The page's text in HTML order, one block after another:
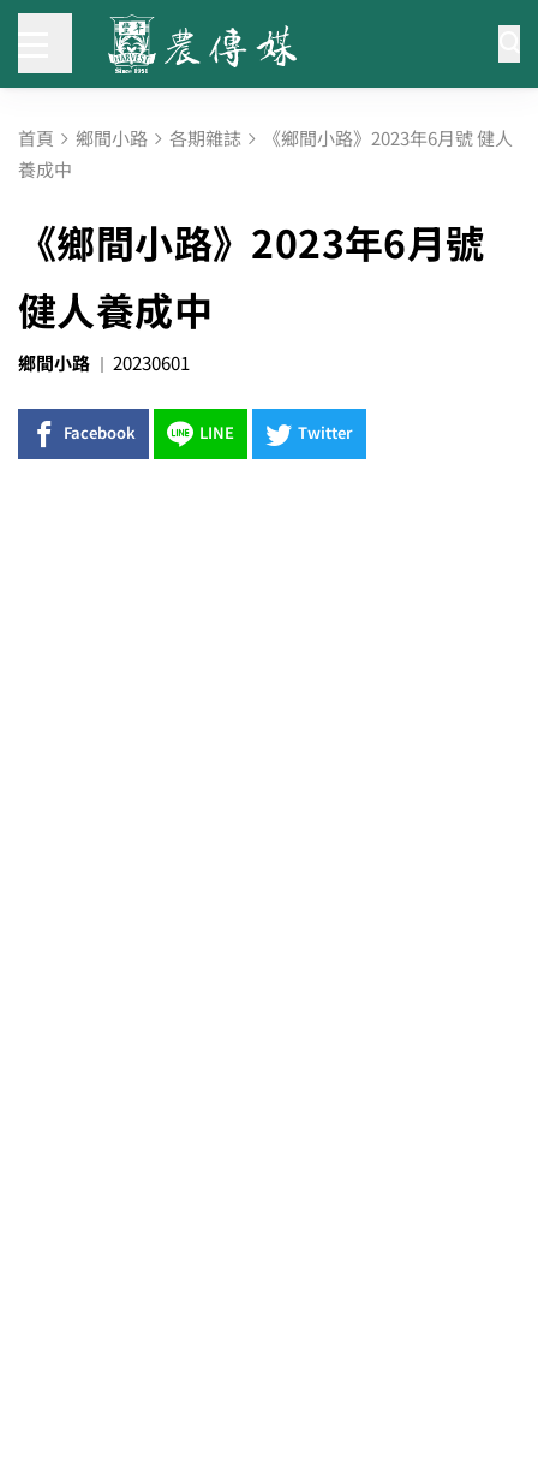
首頁 鄉間小路 各期雜誌 《鄉間小路》2023年6月號 健人
養成中
《鄉間小路》2023年6月號
健人養成中
鄉間小路 20230601
Facebook LINE Twitter